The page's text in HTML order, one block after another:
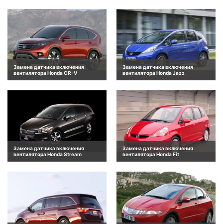
Замена датчика включения
вентилятора Honda CR-V
Замена датчика включения
вентилятора Honda Jazz
Замена датчика включения
вентилятора Honda Stream
Замена датчика включения
вентилятора Honda Fit